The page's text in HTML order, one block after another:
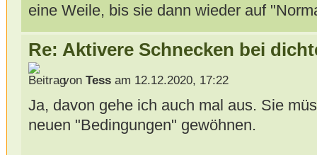
eine Weile, bis sie dann wieder auf
Re: Aktivere Schnecken bei
von Tessam 12.12.2020, 17:22
Ja, davon gehe ich auch mal aus. Sie
neuen "Bedingungen" gewöhnen.